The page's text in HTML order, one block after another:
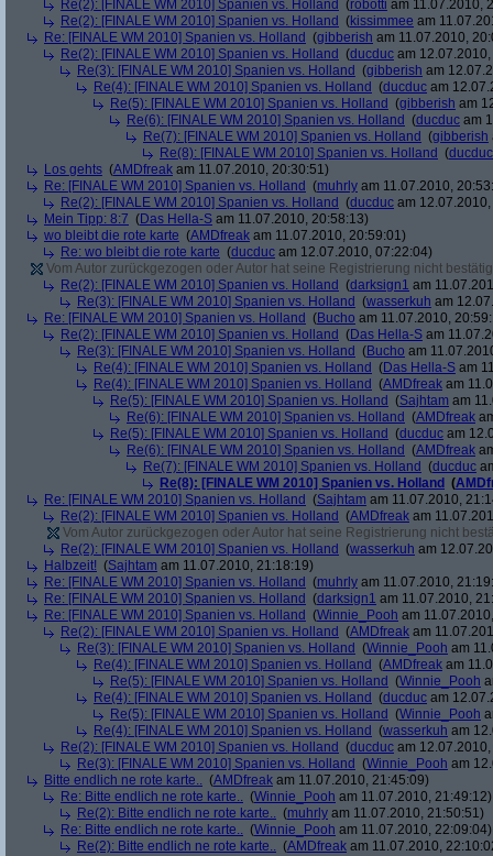
Re(2): [FINALE WM 2010] Spanien vs. Holland (robotti am 11.07.2010,
Re(2): [FINALE WM 2010] Spanien vs. Holland (kissimmee am
Re: [FINALE WM 2010] Spanien vs. Holland (gibberish am 11.07.2010,
Re(2): [FINALE WM 2010] Spanien vs. Holland (ducduc am
Re(3): [FINALE WM 2010] Spanien vs. Holland (gibberish am
Re(4): [FINALE WM 2010] Spanien vs. Holland (ducduc am
Re(5): [FINALE WM 2010] Spanien vs. Holland (gibberish am
Re(6): [FINALE WM 2010] Spanien vs. Holland (ducduc am
Re(7): [FINALE WM 2010] Spanien vs. Holland (gibberish
Re(8): [FINALE WM 2010] Spanien vs. Holland (ducduc
Los gehts (AMDfreak am 11.07.2010, 20:30:51)
Re: [FINALE WM 2010] Spanien vs. Holland (muhrly am 11.07.2010,
Re(2): [FINALE WM 2010] Spanien vs. Holland (ducduc am
Mein Tipp: 8:7 (Das Hella-S am 11.07.2010, 20:58:13)
wo bleibt die rote karte (AMDfreak am 11.07.2010, 20:59:01)
Re: wo bleibt die rote karte (ducduc am 12.07.2010, 07:22:04)
Vom Autor zurückgezogen oder Autor hat seine Registrierung nicht
Re(2): [FINALE WM 2010] Spanien vs. Holland (darksign1 am
Re(3): [FINALE WM 2010] Spanien vs. Holland (wasserkuh am
Re: [FINALE WM 2010] Spanien vs. Holland (Bucho am 11.07.2010,
Re(2): [FINALE WM 2010] Spanien vs. Holland (Das Hella-S am
Re(3): [FINALE WM 2010] Spanien vs. Holland (Bucho am
Re(4): [FINALE WM 2010] Spanien vs. Holland (Das Hella-S am
Re(4): [FINALE WM 2010] Spanien vs. Holland (AMDfreak am
Re(5): [FINALE WM 2010] Spanien vs. Holland (Sajhtam am
Re(6): [FINALE WM 2010] Spanien vs. Holland (AMDfreak
Re(5): [FINALE WM 2010] Spanien vs. Holland (ducduc am
Re(6): [FINALE WM 2010] Spanien vs. Holland (AMDfreak
Re(7): [FINALE WM 2010] Spanien vs. Holland (ducduc
Re(8): [FINALE WM 2010] Spanien vs. Holland (
Re: [FINALE WM 2010] Spanien vs. Holland (Sajhtam am 11.07.2010,
Re(2): [FINALE WM 2010] Spanien vs. Holland (AMDfreak am
Vom Autor zurückgezogen oder Autor hat seine Registrierung nicht
Re(2): [FINALE WM 2010] Spanien vs. Holland (wasserkuh am
Halbzeit! (Sajhtam am 11.07.2010, 21:18:19)
Re: [FINALE WM 2010] Spanien vs. Holland (muhrly am 11.07.2010,
Re: [FINALE WM 2010] Spanien vs. Holland (darksign1 am 11.07.2010,
Re: [FINALE WM 2010] Spanien vs. Holland (Winnie_Pooh am
Re(2): [FINALE WM 2010] Spanien vs. Holland (AMDfreak am
Re(3): [FINALE WM 2010] Spanien vs. Holland (Winnie_Pooh am
Re(4): [FINALE WM 2010] Spanien vs. Holland (AMDfreak am
Re(5): [FINALE WM 2010] Spanien vs. Holland (Winnie_Pooh
Re(4): [FINALE WM 2010] Spanien vs. Holland (ducduc am
Re(5): [FINALE WM 2010] Spanien vs. Holland (Winnie_Pooh
Re(4): [FINALE WM 2010] Spanien vs. Holland (wasserkuh am
Re(2): [FINALE WM 2010] Spanien vs. Holland (ducduc am
Re(3): [FINALE WM 2010] Spanien vs. Holland (Winnie_Pooh am
Bitte endlich ne rote karte.. (AMDfreak am 11.07.2010, 21:45:09)
Re: Bitte endlich ne rote karte.. (Winnie_Pooh am 11.07.2010, 21:49:12)
Re(2): Bitte endlich ne rote karte.. (muhrly am 11.07.2010, 21:50:51)
Re: Bitte endlich ne rote karte.. (Winnie_Pooh am 11.07.2010, 22:09:04)
Re(2): Bitte endlich ne rote karte.. (AMDfreak am 11.07.2010,